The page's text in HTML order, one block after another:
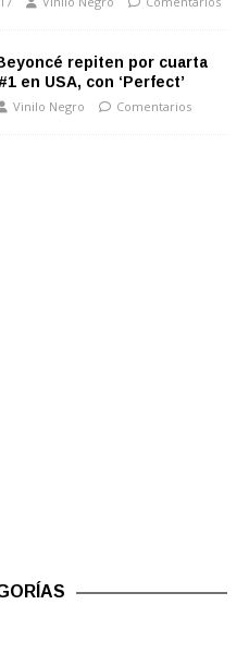
repiten por cuarta
en USA, con ‘Perfect’
Vinilo Negro
Comentarios